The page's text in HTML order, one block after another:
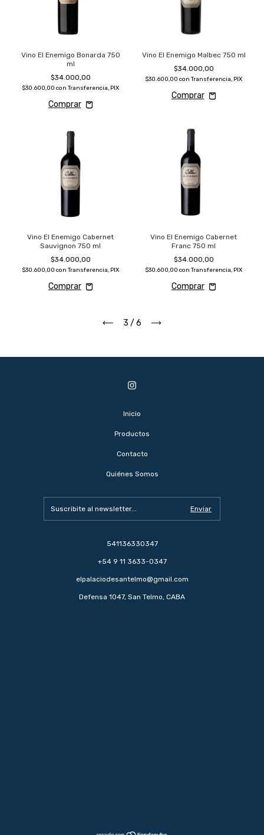
Vino El Enemigo Bonarda 750
ml
$34.000,00
$30.600,00 con Transferencia, PIX
Vino El Enemigo Malbec 750 ml
$34.000,00
$30.600,00 con Transferencia, PIX
Vino El Enemigo Cabernet
Sauvignon 750 ml
$34.000,00
$30.600,00 con Transferencia, PIX
Vino El Enemigo Cabernet
Franc 750 ml
$34.000,00
$30.600,00 con Transferencia, PIX
3 / 6
Inicio
Productos
Contacto
Quiénes Somos
541136330347
+54 9 11 3633-0347
elpalaciodesantelmo@gmail.com
Defensa 1047, San Telmo, CABA